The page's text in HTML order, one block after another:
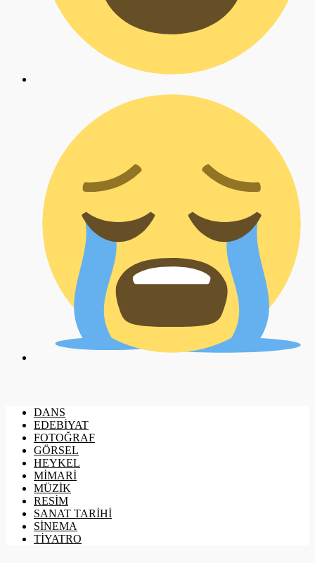
DANS
EDEBİYAT
FOTOĞRAF
GÖRSEL
HEYKEL
MİMARİ
MÜZİK
RESİM
SANAT TARİHİ
SİNEMA
TİYATRO